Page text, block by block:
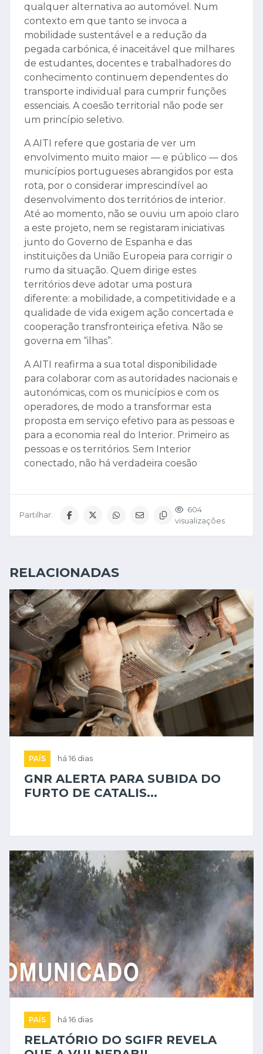
qualquer alternativa ao automóvel. Num
contexto em que tanto se invoca a
mobilidade sustentável e a redução da
pegada carbónica, é inaceitável que milhares
de estudantes, docentes e trabalhadores do
conhecimento continuem dependentes do
transporte individual para cumprir funções
essenciais. A coesão territorial não pode ser
um princípio seletivo.
A AITI refere que gostaria de ver um
envolvimento muito maior — e público — dos
municípios portugueses abrangidos por esta
rota, por o considerar imprescindível ao
desenvolvimento dos territórios de interior.
Até ao momento, não se ouviu um apoio claro
a este projeto, nem se registaram iniciativas
junto do Governo de Espanha e das
instituições da União Europeia para corrigir o
rumo da situação. Quem dirige estes
territórios deve adotar uma postura
diferente: a mobilidade, a competitividade e a
qualidade de vida exigem ação concertada e
cooperação transfronteiriça efetiva. Não se
governa em “ilhas”.
A AITI reafirma a sua total disponibilidade
para colaborar com as autoridades nacionais e
autonómicas, com os municípios e com os
operadores, de modo a transformar esta
proposta em serviço efetivo para as pessoas e
para a economia real do Interior. Primeiro as
pessoas e os territórios. Sem Interior
conectado, não há verdadeira coesão
Partilhar:
604
visualizações
RELACIONADAS
PAÍS há 16 dias
GNR ALERTA PARA SUBIDA DO
FURTO DE CATALIS...
PAÍS há 16 dias
RELATÓRIO DO SGIFR REVELA